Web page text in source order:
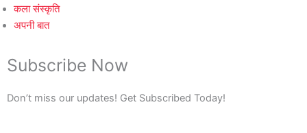
कला संस्कृति
अपनी बात
Subscribe Now
Don’t miss our updates! Get Subscribed Today!